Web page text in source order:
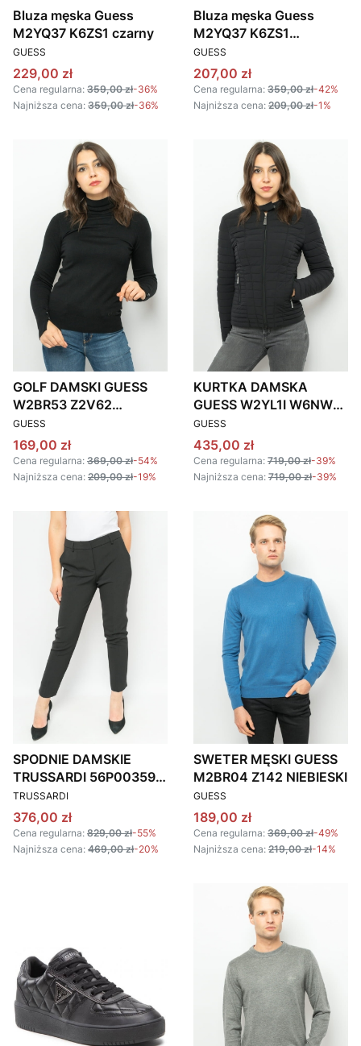
Bluza męska Guess
M2YQ37 K6ZS1 czarny
PRODUCENT
GUESS
Cena promocyjna
229,00 zł
Cena regularna: 359,00 zł-36%
Najniższa cena: 359,00 zł-36%
Bluza męska Guess
M2YQ37 K6ZS1
granatowy
PRODUCENT
GUESS
Cena promocyjna
207,00 zł
Cena regularna: 359,00 zł-42%
Najniższa cena: 209,00 zł-1%
GOLF DAMSKI GUESS
W2BR53 Z2V62
CZARNY
PRODUCENT
GUESS
Cena promocyjna
169,00 zł
Cena regularna: 369,00 zł-54%
Najniższa cena: 209,00 zł-19%
KURTKA DAMSKA
GUESS W2YL1I W6NW2
CZARNA
PRODUCENT
GUESS
Cena promocyjna
435,00 zł
Cena regularna: 719,00 zł-39%
Najniższa cena: 719,00 zł-39%
SPODNIE DAMSKIE
TRUSSARDI 56P00359
1T005963 CZARNE
PRODUCENT
TRUSSARDI
Cena promocyjna
376,00 zł
Cena regularna: 829,00 zł-55%
Najniższa cena: 469,00 zł-20%
SWETER MĘSKI GUESS
M2BR04 Z142 NIEBIESKI
PRODUCENT
GUESS
Cena promocyjna
189,00 zł
Cena regularna: 369,00 zł-49%
Najniższa cena: 219,00 zł-14%